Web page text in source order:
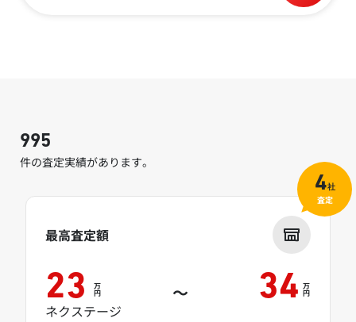
995
件の査定実績があります。
最高査定額
23 万
円 ～ 34 万
円
ネクステージ
4社
査定